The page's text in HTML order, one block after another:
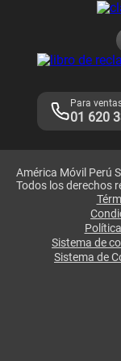
Adquirientes iPhone
Mensaje de
Términos y
Libro de
Para
01 620
América Móvil Perú
Todos los derechos
Sistema de
Sistema de